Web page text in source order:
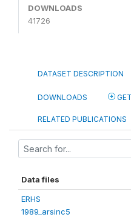
DOWNLOADS
41726
DATASET DESCRIPTION
DOWNLOADS
RELATED PUBLICATIONS
Data files
ERHS
1989_arsinc5